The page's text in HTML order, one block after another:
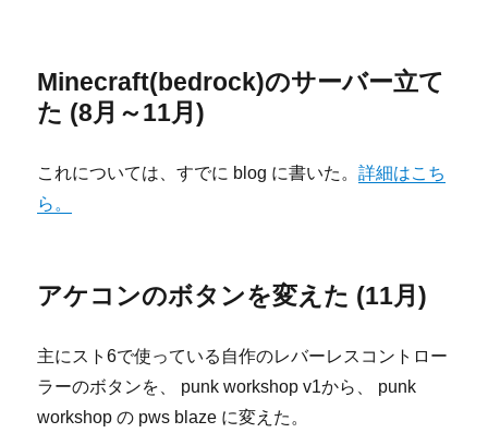
Minecraft(bedrock)のサーバー立て
た (8月～11月)
これについては、すでに blog に書いた。詳細はこち
ら。
アケコンのボタンを変えた (11月)
主にスト6で使っている自作のレバーレスコントロー
ラーのボタンを、 punk workshop v1から、 punk
workshop の pws blaze に変えた。